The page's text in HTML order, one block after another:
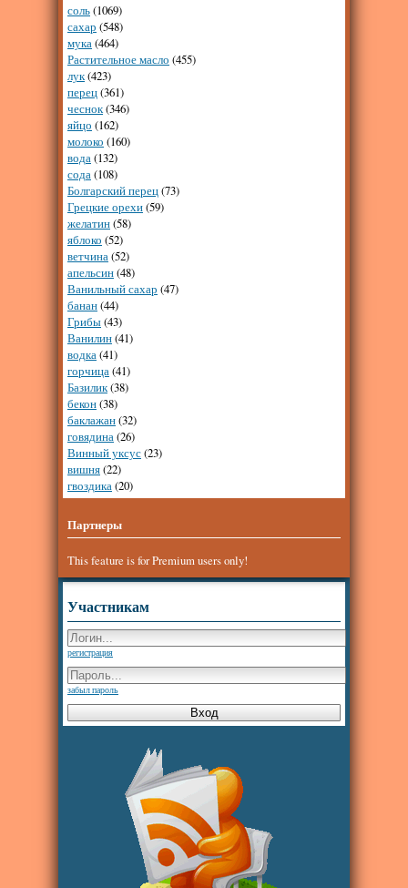
соль(1069)
сахар (548)
мука (464)
Растительное масло (455)
лук(423)
перец(361)
чеснок(346)
яйцо (162)
молоко (160)
вода (132)
сода (108)
Болгарский перец(73)
Грецкие орехи(59)
желатин(58)
яблоко (52)
ветчина (52)
апельсин(48)
Ванильный сахар (47)
банан(44)
Грибы(43)
Ванилин(41)
водка (41)
горчица (41)
Базилик(38)
бекон(38)
баклажан(32)
говядина (26)
Винный уксус(23)
вишня(22)
гвоздика (20)
Партнеры
This feature is for Premium users only!
Участникам
регистрация
забыл пароль